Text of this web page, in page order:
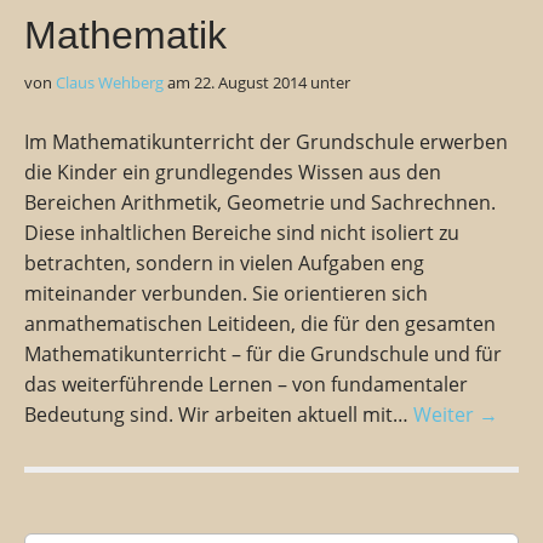
Mathematik
von Claus Wehbergam 22. August 2014unter
Im Mathematikunterricht der Grundschule erwerben
die Kinder ein grundlegendes Wissen aus den
Bereichen Arithmetik, Geometrie und Sachrechnen.
Diese inhaltlichen Bereiche sind nicht isoliert zu
betrachten, sondern in vielen Aufgaben eng
miteinander verbunden. Sie orientieren sich
anmathematischen Leitideen, die für den gesamten
Mathematikunterricht – für die Grundschule und für
das weiterführende Lernen – von fundamentaler
Bedeutung sind. Wir arbeiten aktuell mit… Weiter →